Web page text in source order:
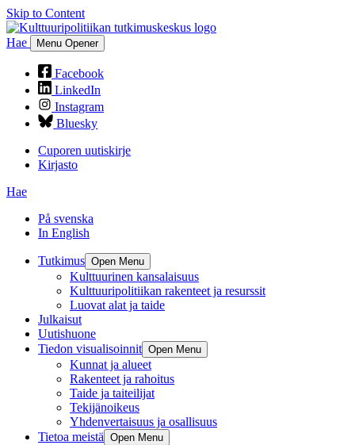
Skip to Content
Hae Menu Opener
Facebook
LinkedIn
Instagram
Bluesky
Cuporen uutiskirje
Kirjasto
Hae
På svenska
In English
Tutkimus Open Menu
Kulttuurinen kansalaisuus
Kulttuuripolitiikan rakenteet ja resurssit
Luovat alat ja taide
Julkaisut
Uutishuone
Tiedon visualisoinnit Open Menu
Kunnat ja alueet
Rakenteet ja rahoitus
Taide ja taiteilijat
Tekijänoikeus
Yhdenvertaisuus ja osallisuus
Tietoa meistä Open Menu